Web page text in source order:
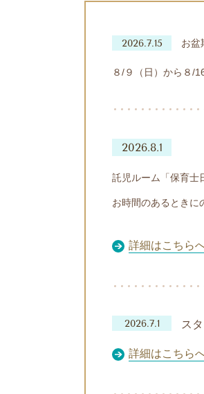
2026.7.15 お盆
８/９（日）から８/
2026.8.1
託児ルーム「保育士
お時間のあるときに
詳細はこちら
2026.7.1 ス
詳細はこちら